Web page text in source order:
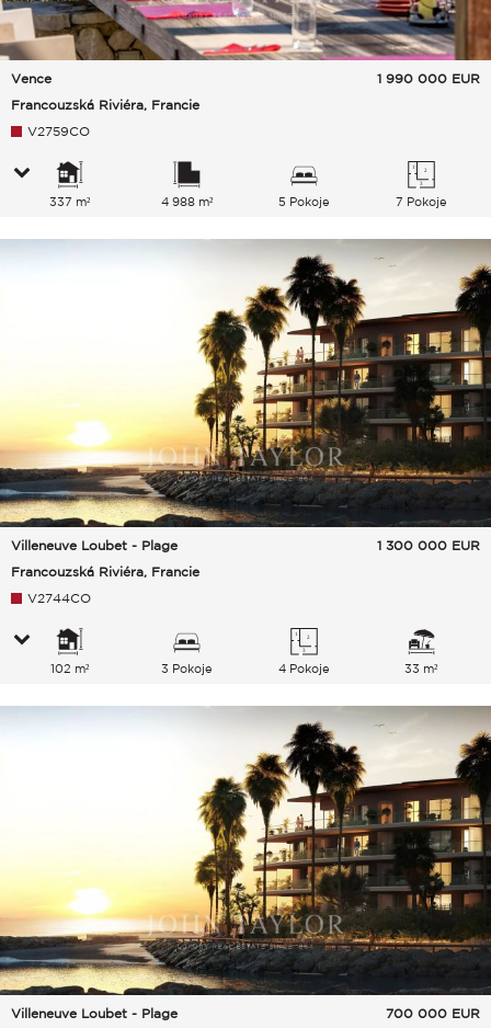
Vence
Francouzská Riviéra, Francie
1 990 000 EUR
V2759CO
337 m² 4 988 m² 5 Pokoje 7 Pokoje
Villeneuve Loubet - Plage
Francouzská Riviéra, Francie
1 300 000 EUR
V2744CO
102 m² 3 Pokoje 4 Pokoje 33 m²
Villeneuve Loubet - Plage
700 000 EUR